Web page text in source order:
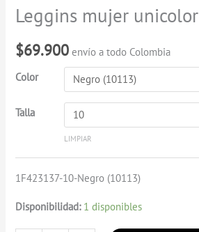
Leggins mujer unicolor
$69.900 envío a todo Colombia
Color
Talla
LIMPIAR
1F423137-10-Negro (10113)
Disponibilidad: 1 disponibles
unicolor
cantidad